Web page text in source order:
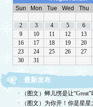
最新发布
· （图文）蝉儿愣是让“Great”
· （图文）为你开！你是星星